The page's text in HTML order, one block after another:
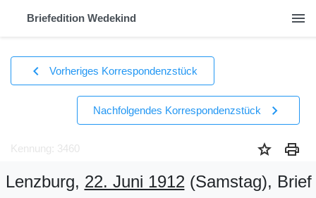
Briefedition Wedekind menu
chevron_left Vorheriges Korrespondenzstück
Nachfolgendes Korrespondenzstück chevron_right
Kennung: 3460 star print
Lenzburg, 22. Juni 1912(Samstag), Brief